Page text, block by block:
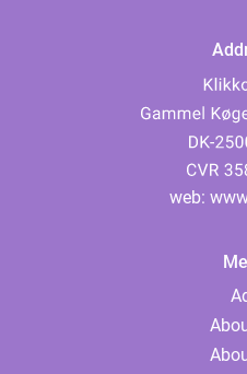
web: